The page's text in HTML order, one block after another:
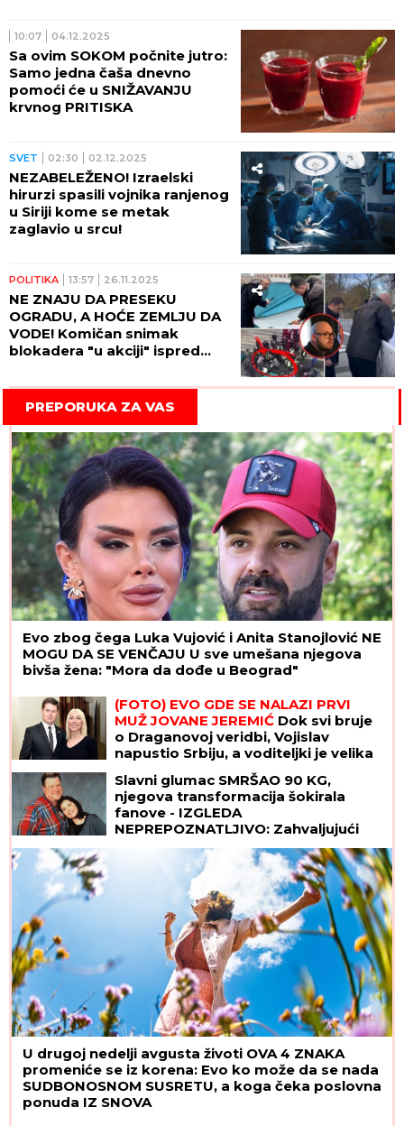
10:07 04.12.2025
Sa ovim SOKOM počnite jutro:
Samo jedna čaša dnevno
pomoći će u SNIŽAVANJU
krvnog PRITISKA
SVET 02:30 02.12.2025
NEZABELEŽENO! Izraelski
hirurzi spasili vojnika ranjenog
u Siriji kome se metak
zaglavio u srcu!
POLITIKA 13:57 26.11.2025
NE ZNAJU DA PRESEKU
OGRADU, A HOĆE ZEMLJU DA
VODE! Komičan snimak
blokadera "u akciji" ispred
PREPORUKA ZA VAS
Evo zbog čega Luka Vujović i Anita Stanojlović NE
MOGU DA SE VENČAJU U sve umešana njegova
bivša žena: "Mora da dođe u Beograd"
(FOTO) EVO GDE SE NALAZI PRVI
MUŽ JOVANE JEREMIĆ Dok svi bruje
o Draganovoj veridbi, Vojislav
napustio Srbiju, a voditeljki je velika
podrška: "Brak nam je bio savršen"
Slavni glumac SMRŠAO 90 KG,
njegova transformacija šokirala
fanove - IZGLEDA
NEPREPOZNATLJIVO: Zahvaljujući
ovom režimu uspeo je da se
PREPOLOVI
U drugoj nedelji avgusta životi OVA 4 ZNAKA
promeniće se iz korena: Evo ko može da se nada
SUDBONOSNOM SUSRETU, a koga čeka poslovna
ponuda IZ SNOVA